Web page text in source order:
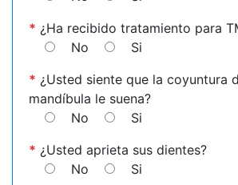
* ¿Ha recibido tratamiento para
No
Si
* ¿Usted siente que la coyuntura
mandíbula le suena?
No
Si
* ¿Usted aprieta sus dientes?
No
Si